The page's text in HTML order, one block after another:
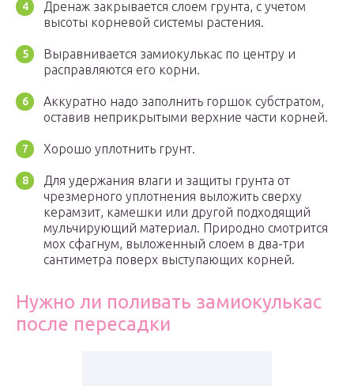
Дренаж закрывается слоем грунта, с учетом
высоты корневой системы растения.
Выравнивается замиокулькас по центру и
расправляются его корни.
Аккуратно надо заполнить горшок субстратом,
оставив неприкрытыми верхние части корней.
Хорошо уплотнить грунт.
Для удержания влаги и защиты грунта от
чрезмерного уплотнения выложить сверху
керамзит, камешки или другой подходящий
мульчирующий материал. Природно смотрится
мох сфагнум, выложенный слоем в два-три
сантиметра поверх выступающих корней.
Нужно ли поливать замиокулькас
после пересадки